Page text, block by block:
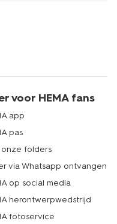
voor HEMA fans
app
pas
onze folders
via Whatsapp ontvangen
op social media
herontwerpwedstrijd
fotoservice